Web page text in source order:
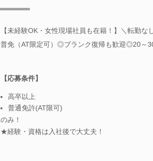
【未経験OK・女性現場社員も在籍！】＼転勤
普免（AT限定可）◎ブランク復帰も歓迎◎20～
【応募条件】
高卒以上
普通免許(AT限可)
のみ！
★経験・資格は入社後で大丈夫！